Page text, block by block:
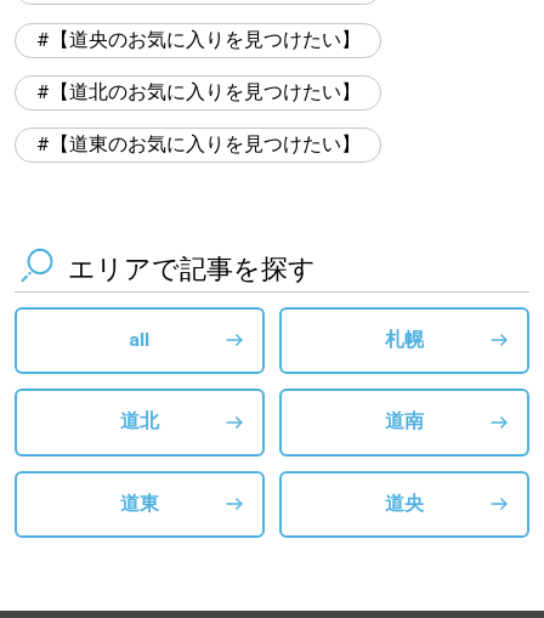
【道央のお気に入りを見つけたい】
【道北のお気に入りを見つけたい】
【道東のお気に入りを見つけたい】
エリアで記事を探す
all 札幌
道北 道南
道東 道央